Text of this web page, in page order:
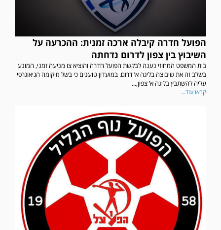
הפועל חדרה קיבלה ארכה זמנית: ההכרעה על
השיבוץ בין צפון לדרום נדחתה
בית המשפט המחוזי נענה לבקשת הפועל חדרה והוציא צו מניעה זמני, המונע
בשלב זה את שיבוצה בליגה א’ דרום. במועדון טוענים כי בשל מיקומה הגיאוגרפי
עליה להשתבץ בליגה א’ צפון,...
קראו עוד...